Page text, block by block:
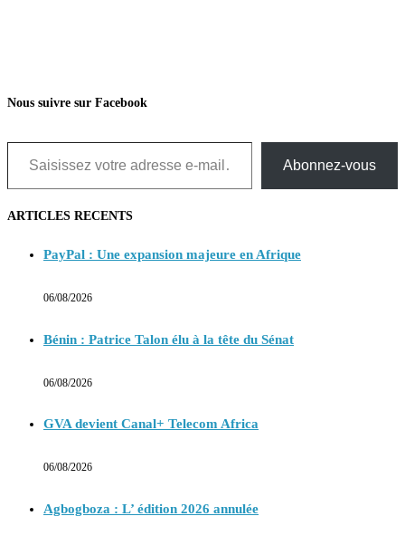
Nous suivre sur Facebook
Saisissez votre adresse e-mail…
Abonnez-vous
ARTICLES RECENTS
PayPal : Une expansion majeure en Afrique
06/08/2026
Bénin : Patrice Talon élu à la tête du Sénat
06/08/2026
GVA devient Canal+ Telecom Africa
06/08/2026
Agbogboza : L’ édition 2026 annulée